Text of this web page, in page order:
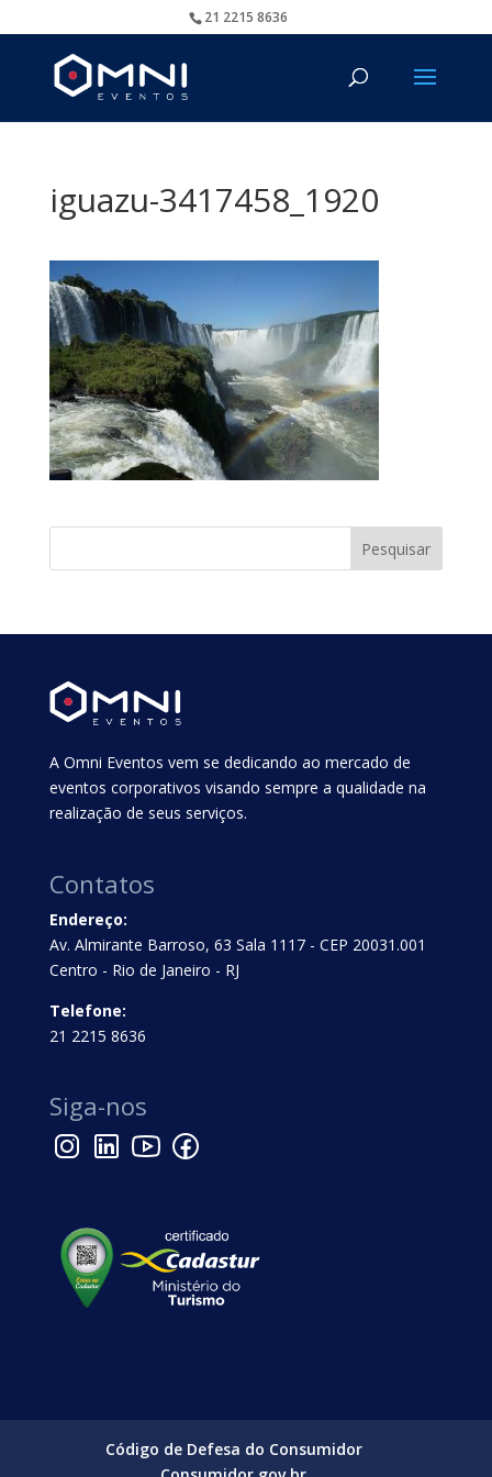
21 2215 8636
iguazu-3417458_1920
A Omni Eventos vem se dedicando ao mercado de
eventos corporativos visando sempre a qualidade na
realização de seus serviços.
Contatos
Endereço:
Av. Almirante Barroso, 63 Sala 1117 - CEP 20031.001
Centro - Rio de Janeiro - RJ
Telefone:
21 2215 8636
Siga-nos
Código de Defesa do Consumidor